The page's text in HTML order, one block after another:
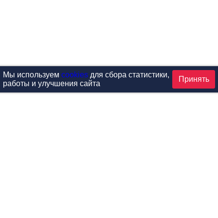
Мы используем cookiesдля сбора статистики,
работы и улучшения сайта
Принять